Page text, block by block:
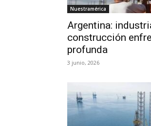
Nuestramérica
Argentina:
construcción
profunda
3 junio, 2026